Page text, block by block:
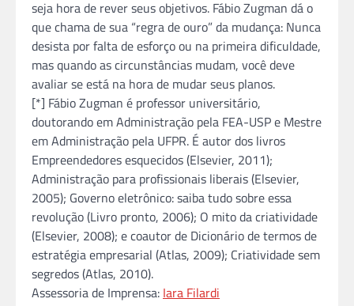
seja hora de rever seus objetivos. Fábio Zugman dá o
que chama de sua “regra de ouro” da mudança: Nunca
desista por falta de esforço ou na primeira dificuldade,
mas quando as circunstâncias mudam, você deve
avaliar se está na hora de mudar seus planos.
[*] Fábio Zugman é professor universitário,
doutorando em Administração pela FEA-USP e Mestre
em Administração pela UFPR. É autor dos livros
Empreendedores esquecidos (Elsevier, 2011);
Administração para profissionais liberais (Elsevier,
2005); Governo eletrônico: saiba tudo sobre essa
revolução (Livro pronto, 2006); O mito da criatividade
(Elsevier, 2008); e coautor de Dicionário de termos de
estratégia empresarial (Atlas, 2009); Criatividade sem
segredos (Atlas, 2010).
Assessoria de Imprensa: Iara Filardi